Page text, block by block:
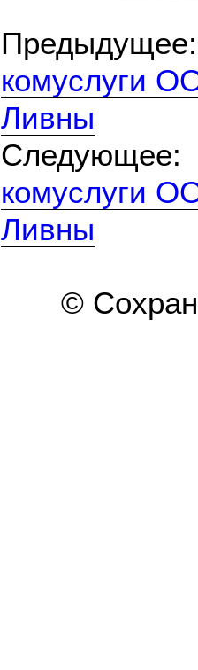
комуслуги
Ливны
комуслуги
Ливны
©